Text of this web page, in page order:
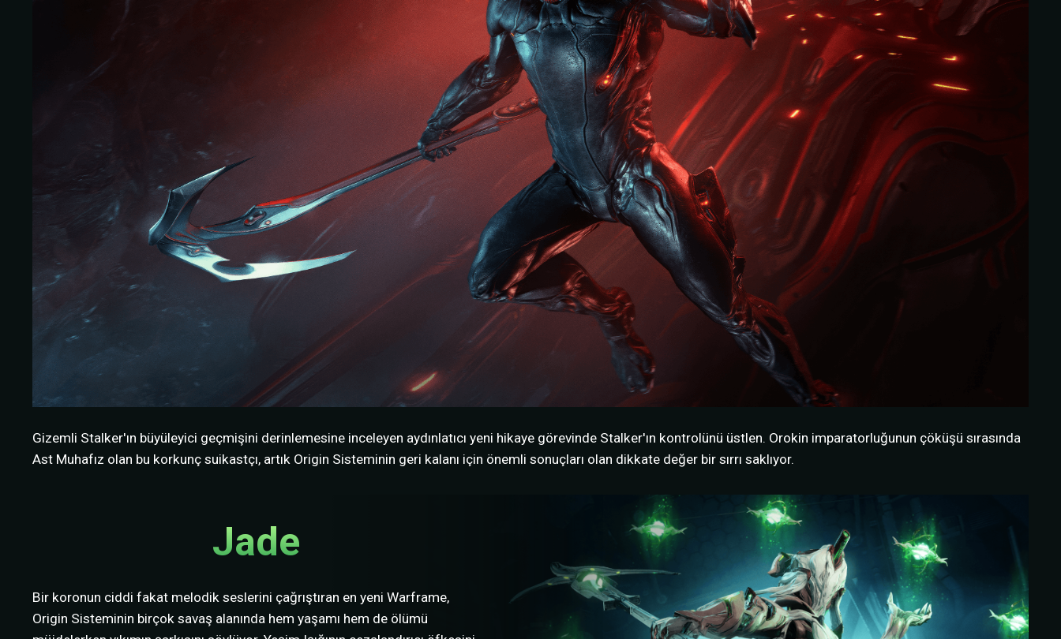
Gizemli Stalker'ın büyüleyici geçmişini derinlemesine inceleyen aydınlatıcı yeni hikaye görevinde Stalker'ın kontrolünü üstlen. Orokin imparatorluğunun çöküşü sırasında
Ast Muhafız olan bu korkunç suikastçı, artık Origin Sisteminin geri kalanı için önemli sonuçları olan dikkate değer bir sırrı saklıyor.
Jade
Bir koronun ciddi fakat melodik seslerini çağrıştıran en yeni Warframe,
Origin Sisteminin birçok savaş alanında hem yaşamı hem de ölümü